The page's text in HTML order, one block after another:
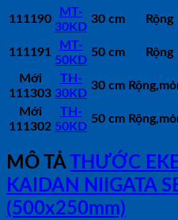
111190
MT-
30KD
30 cm
Rộng
111191
MT-
50KD
50 cm Rộng
Mới
111303
TH-
30KD
30 cm
Mới
111302
TH-
50KD
50 cm
MÔ TẢ
THƯỚC
KAIDAN NIIGATA
(500x250mm)